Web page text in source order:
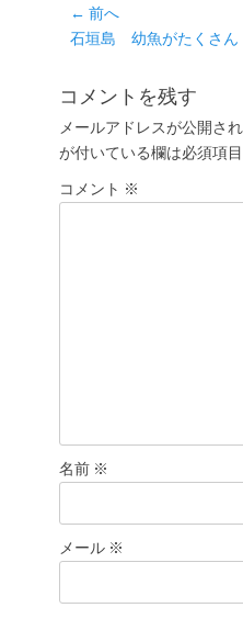
投
稿
ビ
ゲ
ー
シ
← 前へ
前
投
石垣島 幼魚がたくさん
コメントを残す
メールアドレスが公開さ
が付いている欄は必須項
コメント ※
名前 ※
メール ※